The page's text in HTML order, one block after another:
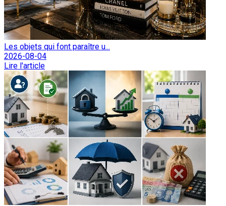
Les objets qui font paraître u...
2026-08-04
Lire l'article